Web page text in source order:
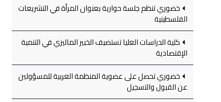
خضوري تنظم جلسة حوارية بعنوان المرأة في التشريعات
الفلسطينية
كلية الدراسات العليا تستضيف الخبير الماليزي في التنمية
الإقتصادية
خضوري تحصل على عضوية المنظمة العربية للمسؤولين
عن القبول والتسجيل